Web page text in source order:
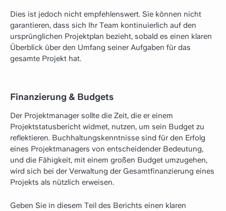
Dies ist jedoch nicht empfehlenswert. Sie können nicht
garantieren, dass sich Ihr Team kontinuierlich auf den
ursprünglichen Projektplan bezieht, sobald es einen klaren
Überblick über den Umfang seiner Aufgaben für das
gesamte Projekt hat.
Finanzierung & Budgets
Der Projektmanager sollte die Zeit, die er einem
Projektstatusbericht widmet, nutzen, um sein Budget zu
reflektieren. Buchhaltungskenntnisse sind für den Erfolg
eines Projektmanagers von entscheidender Bedeutung,
und die Fähigkeit, mit einem großen Budget umzugehen,
wird sich bei der Verwaltung der Gesamtfinanzierung eines
Projekts als nützlich erweisen.
Geben Sie in diesem Teil des Berichts einen klaren